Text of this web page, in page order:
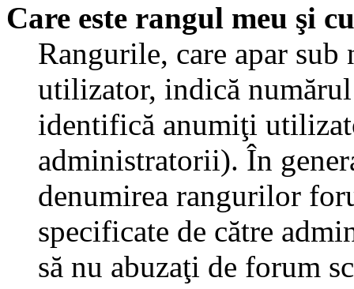
Care este rangul meu şi
Rangurile, care apar sub
utilizator, indică numărul
identifică anumiţi
administratorii). În
denumirea rangurilor
specificate de către
să nu abuzaţi de forum